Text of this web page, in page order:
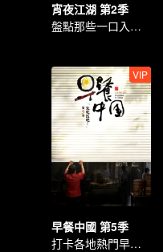
宵夜江湖 第2季
盤點那些一口入魂的極致美味
VIP
早餐中國 第5季
打卡各地熱門早餐！